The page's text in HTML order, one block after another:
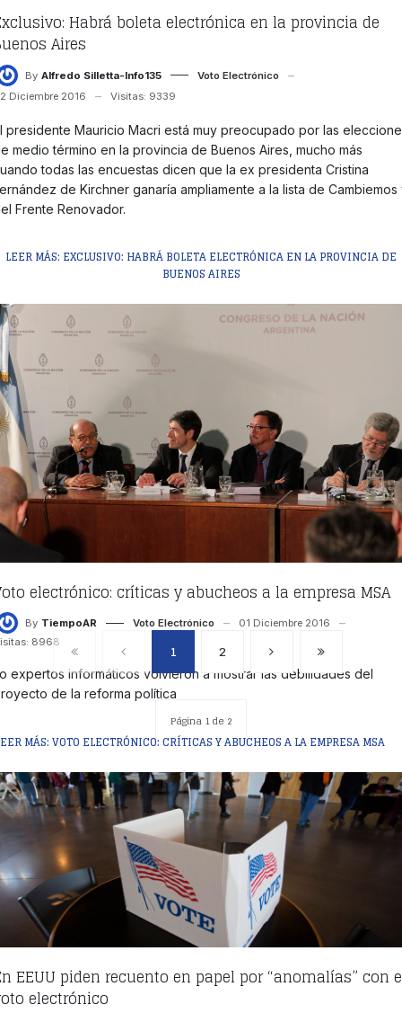
Habrá boleta electrónica en la provincia de
Aires
By Alfredo Silletta-Info135
Voto Electrónico
Diciembre 2016
Visitas: 9339
presidente Mauricio Macri está muy preocupado por las
medio término en la provincia de Buenos Aires, mucho más
todas las encuestas dicen que la ex presidenta Cristina
de Kirchner ganaría ampliamente a la lista de Cambiemos
Frente Renovador.
LEER MÁS: EXCLUSIVO: HABRÁ BOLETA ELECTRÓNICA EN LA PROVINCIA DE
BUENOS AIRES
electrónico: críticas y abucheos a la empresa MSA
By TiempoAR Voto Electrónico
01 Diciembre 2016
8968
expertos informáticos volvieron a mostrar las debilidades del
de la reforma política
MÁS: VOTO ELECTRÓNICO: CRÍTICAS Y ABUCHEOS A LA EMPRESA MSA
EEUU piden recuento en papel por “anomalías” con
electrónico
1 2
Página 1 de 2